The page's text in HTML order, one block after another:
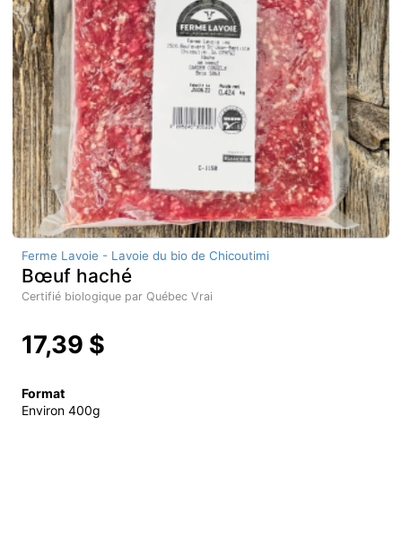
Ferme Lavoie - Lavoie du bio de Chicoutimi
Bœuf haché
Certifié biologique par Québec Vrai
17,39 $
Format
Environ 400g